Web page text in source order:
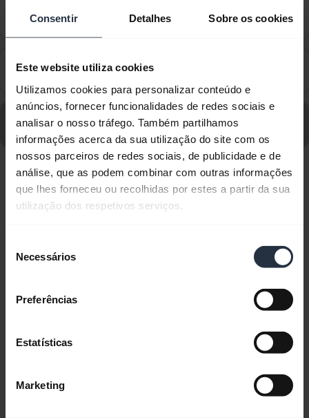
Consentir Detalhes Sobre os cookies
Este website utiliza cookies
Utilizamos cookies para personalizar conteúdo e
anúncios, fornecer funcionalidades de redes sociais e
analisar o nosso tráfego. Também partilhamos
informações acerca da sua utilização do site com os
nossos parceiros de redes sociais, de publicidade e de
análise, que as podem combinar com outras informações
que lhes forneceu ou recolhidas por estes a partir da sua
utilização dos respetivos serviços.
Necessários
Preferências
Estatísticas
Marketing
Buds?
chevron_right
Como consigo o melhor ajuste com o meu Jabra
Vá para todas as perguntas frequentes para Jabra
Evolve2 Buds - USB-C MS
Exibindo 10 de 10
Português do Brasil expand_more